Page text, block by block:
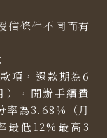
信條件不同而有
項，還款期為6
，開辦手續費
率為3.68%（月
最低12%最高3